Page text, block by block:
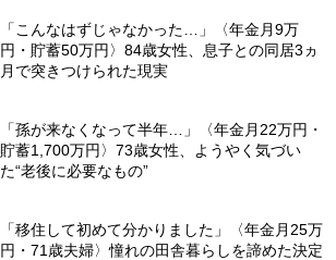
「こんなはずじゃなかった…」〈年金月9万
円・貯蓄50万円〉84歳女性、息子との同居3ヵ
月で突きつけられた現実
「孫が来なくなって半年…」〈年金月22万円・
貯蓄1,700万円〉73歳女性、ようやく気づい
た“老後に必要なもの”
「移住して初めて分かりました」〈年金月25万
円・71歳夫婦〉憧れの田舎暮らしを諦めた決定